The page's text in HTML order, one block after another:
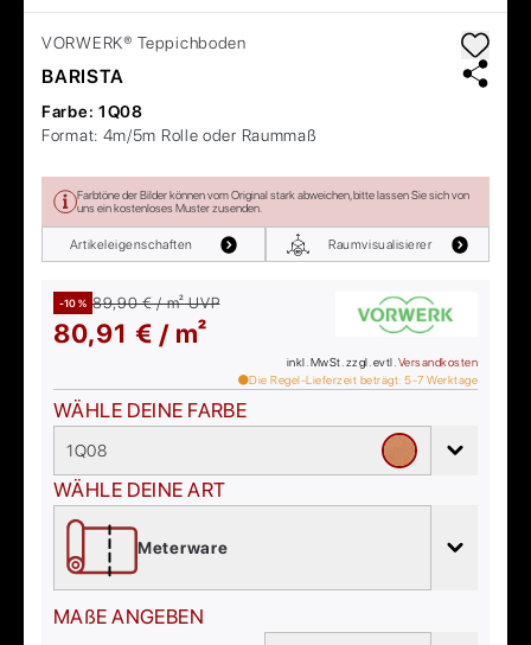
VORWERK® Teppichboden
BARISTA
Farbe: 1Q08
Format: 4m/5m Rolle oder Raummaß
Farbtöne der Bilder können vom Original stark abweichen, bitte lassen Sie sich von
uns ein kostenloses Muster zusenden.
Artikeleigenschaften Raumvisualisierer
-10 % 89,90 € / m²UVP
80,91 € / m²
inkl. MwSt. zzgl. evtl. Versandkosten
Die Regel-Lieferzeit beträgt: 5-7 Werktage
WÄHLE DEINE FARBE
1Q08
WÄHLE DEINE ART
Meterware
MAßE ANGEBEN